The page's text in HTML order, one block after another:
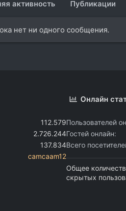
активность Публикации
нет ни одного сообщения.
112.579
2.726.244
137.834
camcaam12
Онлайн
Пользователей
Гостей онлайн
Всего
Общее
скрытых